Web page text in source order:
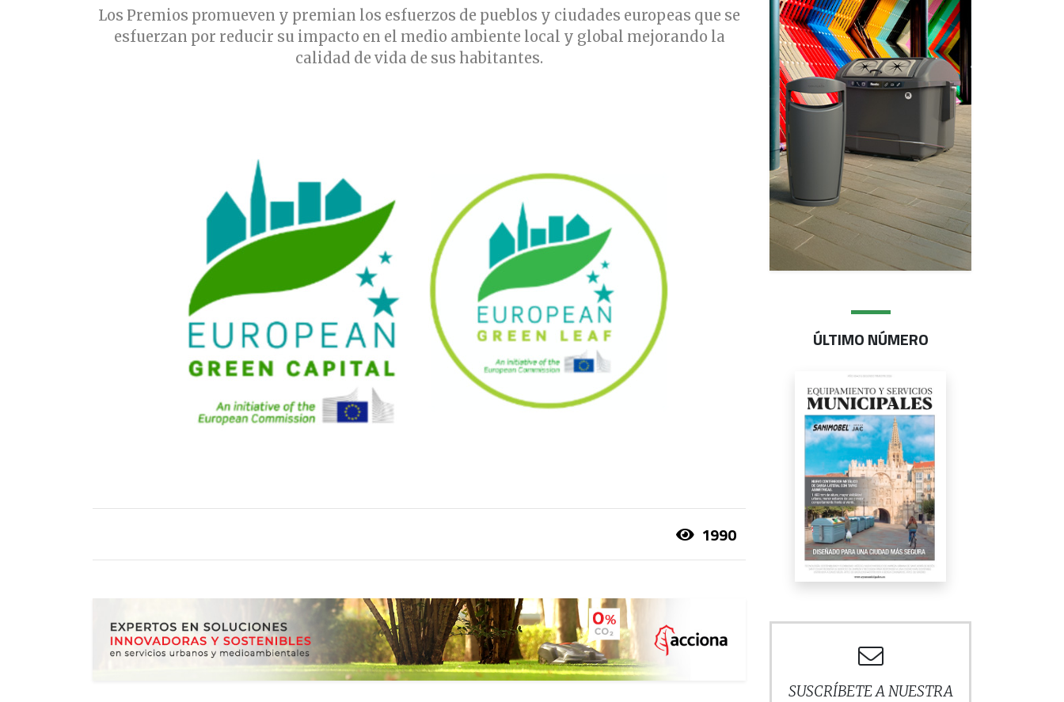
Los Premios promueven y premian los esfuerzos de pueblos y ciudades europeas que se
esfuerzan por reducir su impacto en el medio ambiente local y global mejorando la
calidad de vida de sus habitantes.
1990
ÚLTIMO NÚMERO
SUSCRÍBETE A NUESTRA